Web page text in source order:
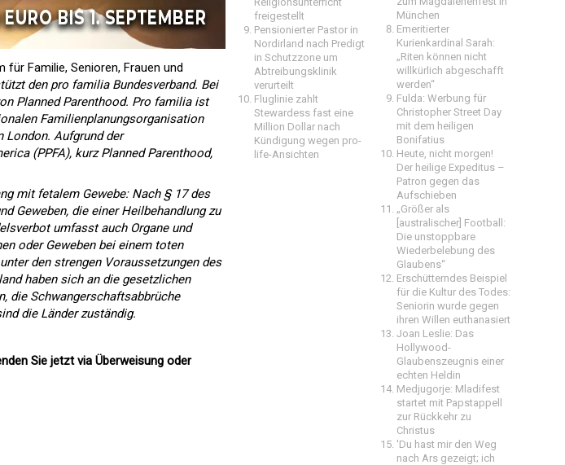
Familie, Senioren, Frauen und
den pro familia Bundesverband. Bei
Planned Parenthood. Pro familia ist
Familienplanungsorganisation
London. Aufgrund der
(PPFA), kurz Planned Parenthood,
mit fetalem Gewebe: Nach § 17 des
Geweben, die einer Heilbehandlung zu
umfasst auch Organe und
oder Geweben bei einem toten
den strengen Voraussetzungen des
haben sich an die gesetzlichen
die Schwangerschaftsabbrüche
die Länder zuständig.
Sie jetzt via Überweisung oder
freigestellt
Pensionierter Pastor in
Nordirland nach Predigt
in Schutzzone um
Abtreibungsklinik
verurteilt
Fluglinie zahlt
Stewardess fast eine
Million Dollar nach
Kündigung wegen pro-
life-Ansichten
München
Emeritierter
Kurienkardinal Sarah:
„Riten können nicht
willkürlich abgeschafft
werden“
Fulda: Werbung für
Christopher Street Day
mit dem heiligen
Bonifatius
Heute, nicht morgen!
Der heilige Expeditus –
Patron gegen das
Aufschieben
„Größer als
[australischer] Football:
Die unstoppbare
Wiederbelebung des
Glaubens“
Erschütterndes Beispiel
für die Kultur des Todes:
Seniorin wurde gegen
ihren Willen euthanasiert
Joan Leslie: Das
Hollywood-
Glaubenszeugnis einer
echten Heldin
Medjugorje: Mladifest
startet mit Papstappell
zur Rückkehr zu
Christus
'Du hast mir den Weg
nach Ars gezeigt; ich